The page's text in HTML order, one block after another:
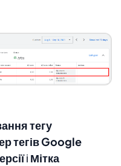
тегу
тегів Google
і Мітка